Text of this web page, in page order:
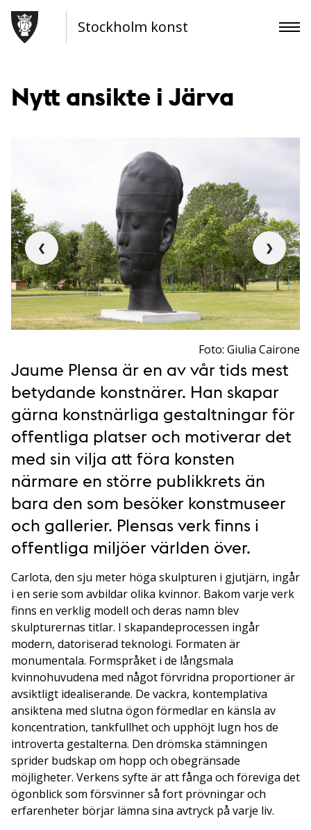
Stockholm konst
Nytt ansikte i Järva
Foto: Giulia Cairone
❮ ❯
Jaume Plensa är en av vår tids mest
betydande konstnärer. Han skapar
gärna konstnärliga gestaltningar för
offentliga platser och motiverar det
med sin vilja att föra konsten
närmare en större publikkrets än
bara den som besöker konstmuseer
och gallerier. Plensas verk finns i
offentliga miljöer världen över.
Carlota, den sju meter höga skulpturen i gjutjärn, ingår
i en serie som avbildar olika kvinnor. Bakom varje verk
finns en verklig modell och deras namn blev
skulpturernas titlar. I skapandeprocessen ingår
modern, datoriserad teknologi. Formaten är
monumentala. Formspråket i de långsmala
kvinnohuvudena med något förvridna proportioner är
avsiktligt idealiserande. De vackra, kontemplativa
ansiktena med slutna ögon förmedlar en känsla av
koncentration, tankfullhet och upphöjt lugn hos de
introverta gestalterna. Den drömska stämningen
sprider budskap om hopp och obegränsade
möjligheter. Verkens syfte är att fånga och föreviga det
ögonblick som försvinner så fort prövningar och
erfarenheter börjar lämna sina avtryck på varje liv.